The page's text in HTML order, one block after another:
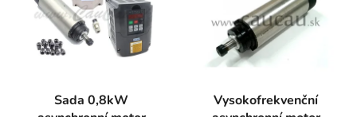
Sada 0,8kW
Vysokofrekvenční